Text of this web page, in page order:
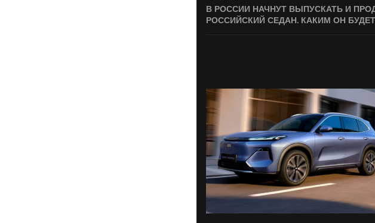
В РОССИИ НАЧНУТ ВЫПУСКАТЬ И
РОССИЙСКИЙ СЕДАН. КАКИМ ОН БУДЕТ